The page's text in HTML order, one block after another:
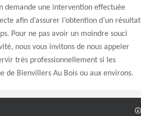
une intervention effectuée
afin d’assurer l’obtention d’un résultat
Pour ne pas avoir un moindre souci
nous vous invitons de nous appeler
très professionnellement si les
de Bienvillers Au Bois ou aux environs.